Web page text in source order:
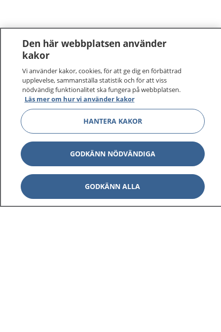
Den här webbplatsen använder
kakor
Vi använder kakor, cookies, för att ge dig en förbättrad
upplevelse, sammanställa statistik och för att viss
nödvändig funktionalitet ska fungera på webbplatsen.
Läs mer om hur vi använder kakor
HANTERA KAKOR
GODKÄNN NÖDVÄNDIGA
GODKÄNN ALLA